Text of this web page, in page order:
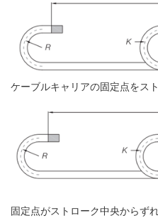
ケーブルキャリアの固定点をス
固定点がストローク中央からず